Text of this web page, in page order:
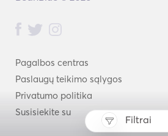
Filtrai
Pagalbos centras
Paslaugų teikimo sąlygos
Privatumo politika
Susisiekite su